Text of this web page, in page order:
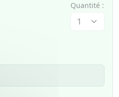
Quantité :